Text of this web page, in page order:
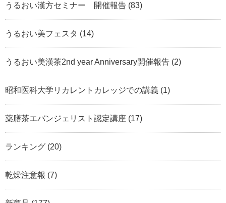
うるおい漢方セミナー 開催報告 (83)
うるおい美フェスタ (14)
うるおい美漢茶2nd year Anniversary開催報告 (2)
昭和医科大学リカレントカレッジでの講義 (1)
薬膳茶エバンジェリスト認定講座 (17)
ランキング (20)
乾燥注意報 (7)